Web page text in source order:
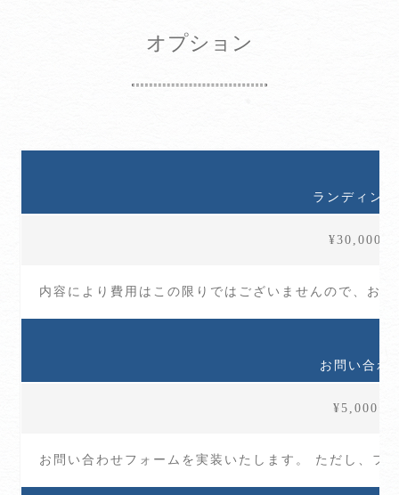
オプション
ランディン
¥30,000
内容により費用はこの限りではございませんので、お
お問い合わ
¥5,000〜
お問い合わせフォームを実装いたします。 ただし、フ